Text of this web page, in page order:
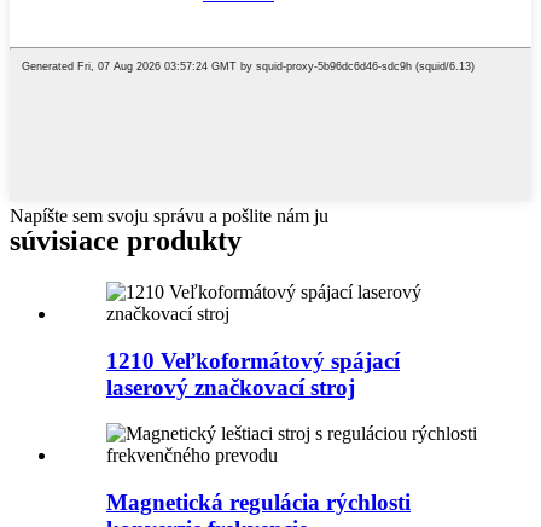
Napíšte sem svoju správu a pošlite nám ju
súvisiace produkty
1210 Veľkoformátový spájací
laserový značkovací stroj
Magnetická regulácia rýchlosti